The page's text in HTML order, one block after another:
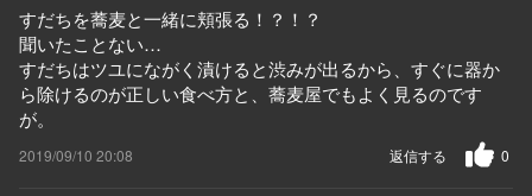
すだちを蕎麦と一緒に頬張る！？！？
聞いたことない…
すだちはツユにながく漬けると渋みが出るから、すぐに器か
ら除けるのが正しい食べ方と、蕎麦屋でもよく見るのです
が。
2019/09/10 20:08 0
返信する